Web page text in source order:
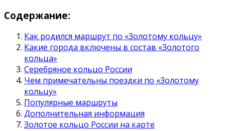
Содержание:
Как родился маршрут по «Золотому кольцу»
Какие города включены в состав «Золотого
кольца»
Серебряное кольцо России
Чем примечательны поездки по «Золотому
кольцу»
Популярные маршруты
Дополнительная информация
Золотое кольцо России на карте